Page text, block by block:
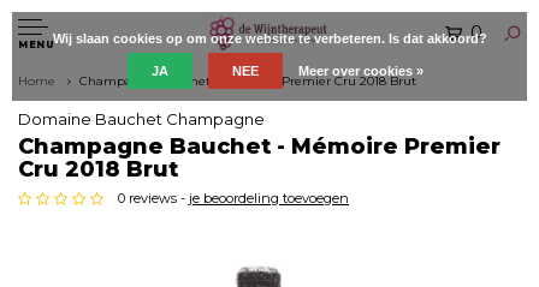
MENU
0
Home Champagne Bauchet - Mémoire Premier Cru 2018 Brut
Domaine Bauchet Champagne
Champagne Bauchet - Mémoire Premier
Cru 2018 Brut
0 reviews - je beoordeling toevoegen
Wij slaan cookies op om onze website te verbeteren. Is dat akkoord?
JA NEE Meer over cookies »